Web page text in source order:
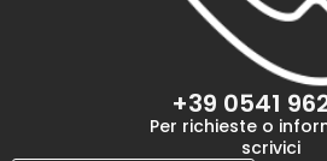
+39 0541
Per richieste o
scrivici